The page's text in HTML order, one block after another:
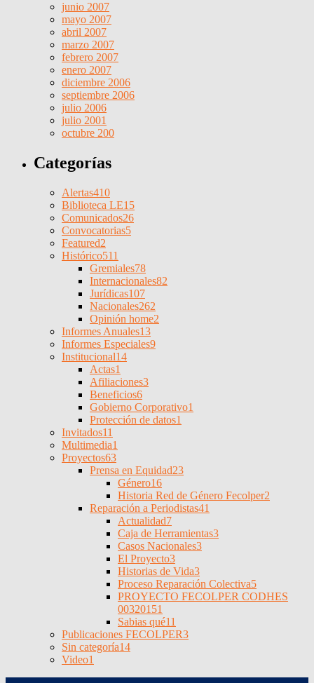
junio 2007
mayo 2007
abril 2007
marzo 2007
febrero 2007
enero 2007
diciembre 2006
septiembre 2006
julio 2006
julio 2001
octubre 200
Categorías
Alertas410
Biblioteca LE15
Comunicados26
Convocatorias5
Featured2
Histórico511
Gremiales78
Internacionales82
Jurídicas107
Nacionales262
Opinión home2
Informes Anuales13
Informes Especiales9
Institucional14
Actas1
Afiliaciones3
Beneficios6
Gobierno Corporativo1
Protección de datos1
Invitados11
Multimedia1
Proyectos63
Prensa en Equidad23
Género16
Historia Red de Género Fecolper2
Reparación a Periodistas41
Actualidad7
Caja de Herramientas3
Casos Nacionales3
El Proyecto3
Historias de Vida3
Proceso Reparación Colectiva5
PROYECTO FECOLPER CODHES
00320151
Sabias qué11
Publicaciones FECOLPER3
Sin categoría14
Video1